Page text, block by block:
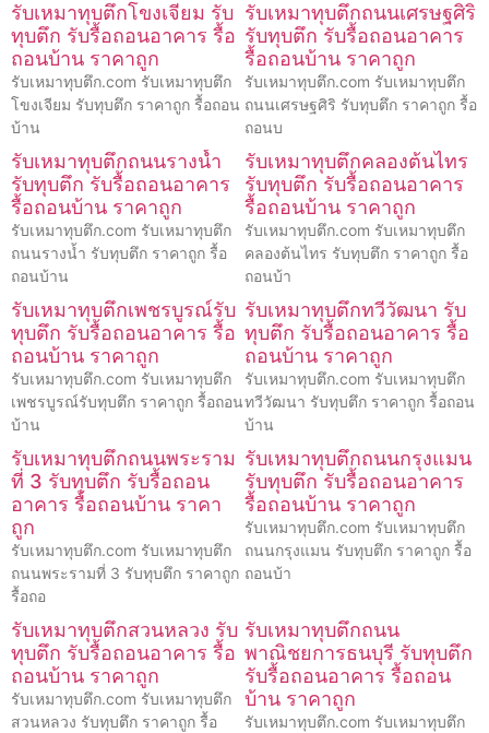
รับเหมาทุบตึกโขงเจียม รับ
ทุบตึก รับรื้อถอนอาคาร รื้อ
ถอนบ้าน ราคาถูก
รับเหมาทุบตึก.com รับเหมาทุบตึก
โขงเจียม รับทุบตึก ราคาถูก รื้อถอน
บ้าน
รับเหมาทุบตึกถนนเศรษฐศิริ
รับทุบตึก รับรื้อถอนอาคาร
รื้อถอนบ้าน ราคาถูก
รับเหมาทุบตึก.com รับเหมาทุบตึก
ถนนเศรษฐศิริ รับทุบตึก ราคาถูก รื้อ
ถอนบ
รับเหมาทุบตึกถนนรางน้ำ
รับทุบตึก รับรื้อถอนอาคาร
รื้อถอนบ้าน ราคาถูก
รับเหมาทุบตึก.com รับเหมาทุบตึก
ถนนรางน้ำ รับทุบตึก ราคาถูก รื้อ
ถอนบ้าน
รับเหมาทุบตึกคลองต้นไทร
รับทุบตึก รับรื้อถอนอาคาร
รื้อถอนบ้าน ราคาถูก
รับเหมาทุบตึก.com รับเหมาทุบตึก
คลองต้นไทร รับทุบตึก ราคาถูก รื้อ
ถอนบ้า
รับเหมาทุบตึกเพชรบูรณ์รับ
ทุบตึก รับรื้อถอนอาคาร รื้อ
ถอนบ้าน ราคาถูก
รับเหมาทุบตึก.com รับเหมาทุบตึก
เพชรบูรณ์รับทุบตึก ราคาถูก รื้อถอน
บ้าน
รับเหมาทุบตึกทวีวัฒนา รับ
ทุบตึก รับรื้อถอนอาคาร รื้อ
ถอนบ้าน ราคาถูก
รับเหมาทุบตึก.com รับเหมาทุบตึก
ทวีวัฒนา รับทุบตึก ราคาถูก รื้อถอน
บ้าน
รับเหมาทุบตึกถนนพระราม
ที่ 3 รับทุบตึก รับรื้อถอน
อาคาร รื้อถอนบ้าน ราคา
ถูก
รับเหมาทุบตึก.com รับเหมาทุบตึก
ถนนพระรามที่ 3 รับทุบตึก ราคาถูก
รื้อถอ
รับเหมาทุบตึกถนนกรุงแมน
รับทุบตึก รับรื้อถอนอาคาร
รื้อถอนบ้าน ราคาถูก
รับเหมาทุบตึก.com รับเหมาทุบตึก
ถนนกรุงแมน รับทุบตึก ราคาถูก รื้อ
ถอนบ้า
รับเหมาทุบตึกสวนหลวง รับ
ทุบตึก รับรื้อถอนอาคาร รื้อ
ถอนบ้าน ราคาถูก
รับเหมาทุบตึก.com รับเหมาทุบตึก
สวนหลวง รับทุบตึก ราคาถูก รื้อ
รับเหมาทุบตึกถนน
พาณิชยการธนบุรี รับทุบตึก
รับรื้อถอนอาคาร รื้อถอน
บ้าน ราคาถูก
รับเหมาทุบตึก.com รับเหมาทุบตึก